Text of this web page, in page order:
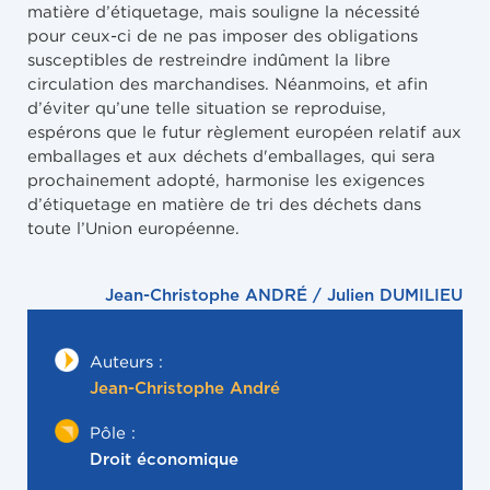
Auteurs :
Jean-Christophe André
Pôle :
Droit économique
matière d’étiquetage, mais souligne la nécessité
pour ceux-ci de ne pas imposer des obligations
susceptibles de restreindre indûment la libre
circulation des marchandises. Néanmoins, et afin
d’éviter qu’une telle situation se reproduise,
espérons que le futur règlement européen relatif aux
emballages et aux déchets d'emballages, qui sera
prochainement adopté, harmonise les exigences
d’étiquetage en matière de tri des déchets dans
toute l’Union européenne.
Jean-Christophe ANDRÉ / Julien DUMILIEU